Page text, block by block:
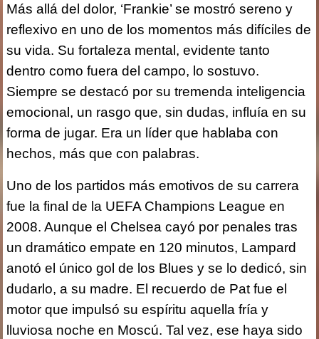
Más allá del dolor, ‘Frankie’ se mostró sereno y
reflexivo en uno de los momentos más difíciles de
su vida. Su fortaleza mental, evidente tanto
dentro como fuera del campo, lo sostuvo.
Siempre se destacó por su tremenda inteligencia
emocional, un rasgo que, sin dudas, influía en su
forma de jugar. Era un líder que hablaba con
hechos, más que con palabras.
Uno de los partidos más emotivos de su carrera
fue la final de la UEFA Champions League en
2008. Aunque el Chelsea cayó por penales tras
un dramático empate en 120 minutos, Lampard
anotó el único gol de los Blues y se lo dedicó, sin
dudarlo, a su madre. El recuerdo de Pat fue el
motor que impulsó su espíritu aquella fría y
lluviosa noche en Moscú. Tal vez, ese haya sido